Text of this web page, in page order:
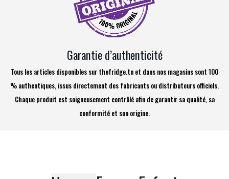
Garantie d’authenticité
Tous les articles disponibles sur thefridge.tn et dans nos magasins sont 100
% authentiques, issus directement des fabricants ou distributeurs officiels.
Chaque produit est soigneusement contrôlé afin de garantir sa qualité, sa
conformité et son origine.